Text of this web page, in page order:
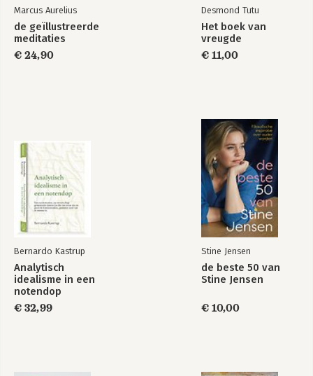
Marcus Aurelius
de geïllustreerde
meditaties
€ 24,90
Desmond Tutu
Het boek van
vreugde
€ 11,00
Bernardo Kastrup
Analytisch
idealisme in een
notendop
€ 32,99
Stine Jensen
de beste 50 van
Stine Jensen
€ 10,00